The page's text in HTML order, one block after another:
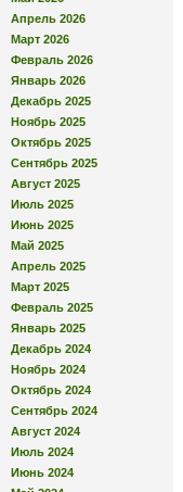
Апрель 2026
Март 2026
Февраль 2026
Январь 2026
Декабрь 2025
Ноябрь 2025
Октябрь 2025
Сентябрь 2025
Август 2025
Июль 2025
Июнь 2025
Май 2025
Апрель 2025
Март 2025
Февраль 2025
Январь 2025
Декабрь 2024
Ноябрь 2024
Октябрь 2024
Сентябрь 2024
Август 2024
Июль 2024
Июнь 2024